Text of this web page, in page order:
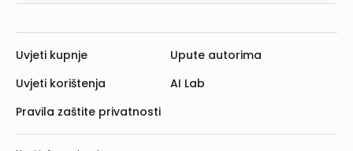
Uvjeti kupnje
Uvjeti korištenja
Pravila zaštite privatnosti
Upute autorima
AI Lab